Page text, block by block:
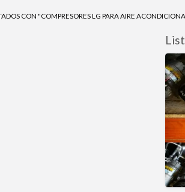
CON "COMPRESORES LG PARA AIRE